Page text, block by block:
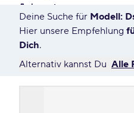
Anbegote
64 Angebote für Deine
Deine Suche für Modell:
Hier unsere Empfehlung
Dich.
Alternativ kannst Du Alle